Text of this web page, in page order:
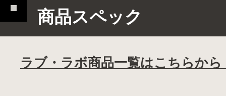
商品スペック
ラブ・ラボ商品一覧はこちらから